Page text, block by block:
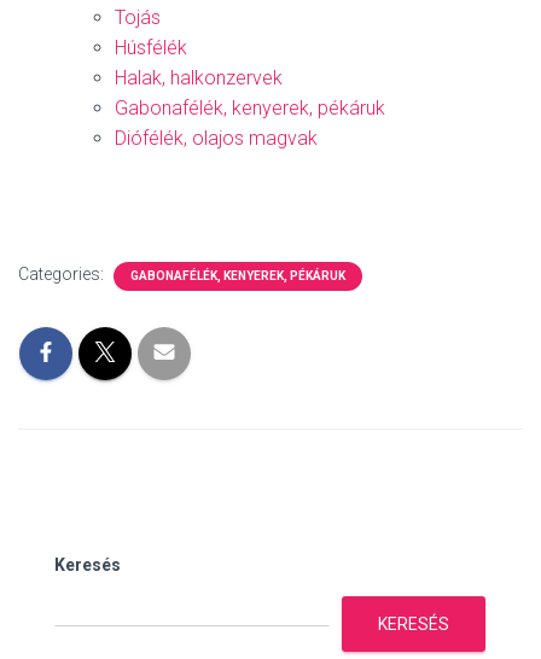
Tojás
Húsfélék
Halak, halkonzervek
Gabonafélék, kenyerek, pékáruk
Diófélék, olajos magvak
Categories: GABONAFÉLÉK, KENYEREK, PÉKÁRUK
Keresés
KERESÉS